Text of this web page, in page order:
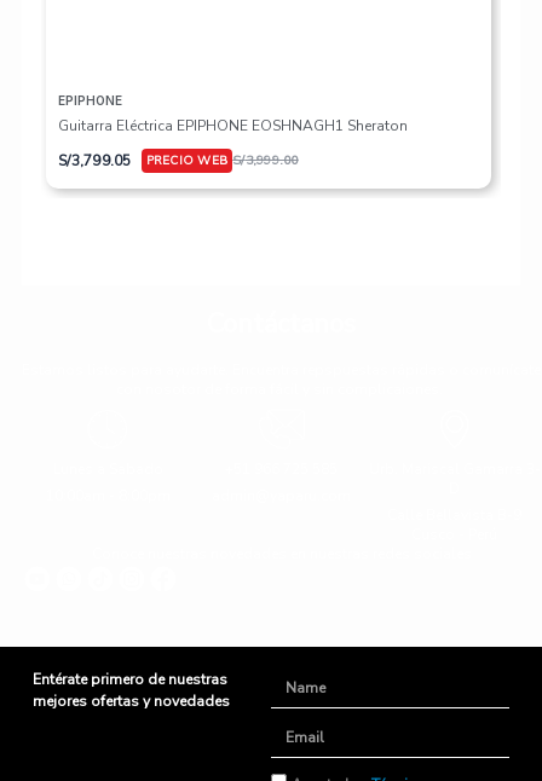
EPIPHONE
Guitarra Eléctrica EPIPHONE EOSHNAGH1 Sheraton
S/3,999.00
S/3,799.05
Entérate primero de nuestras
mejores ofertas y novedades
Name
Email